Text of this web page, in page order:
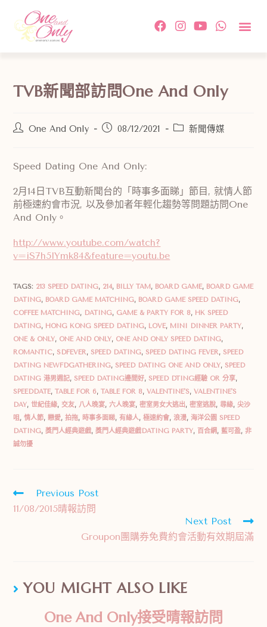
TVB新聞部訪問One And Only
One And Only 08/12/2021 新聞傳媒
Speed Dating One And Only:
2月14日TVB互動新聞台的「時事多面睇」節目, 就情人節
前極速約會市況, 以及參加者年輕化趨勢等問題訪問One
And Only。
http://www.youtube.com/watch?
v=iS7h5lYmk84&feature=youtu.be
TAGS: 213 SPEED DATING, 214, BILLY TAM, BOARD GAME, BOARD GAME
DATING, BOARD GAME MATCHING, BOARD GAME SPEED DATING,
COFFEE MATCHING, DATING, GAME & PARTY FOR 8, HK SPEED
DATING, HONG KONG SPEED DATING, LOVE, MINI DINNER PARTY,
ONE & ONLY, ONE AND ONLY, ONE AND ONLY SPEED DATING,
ROMANTIC, SDFEVER, SPEED DATING, SPEED DATING FEVER, SPEED
DATING NEWFDGATHERING, SPEED DATING ONE AND ONLY, SPEED
DATING 港男週記, SPEED DATING邊間好, SPEED DTING經驗 OR 分享,
SPEEDDATE, TABLE FOR 6, TABLE FOR 8, VALENTINE'S, VALENTINE'S
DAY, 世紀佳緣, 交友, 八人晚宴, 六人晚宴, 密室男女大逃出, 密室逃脫, 尋緣, 尖沙
咀, 情人節, 戀愛, 拍拖, 時事多面睇, 有緣人, 極速約會, 浪漫, 海洋公園 SPEED
DATING, 獎門人經典遊戲, 獎門人經典遊戲DATING PARTY, 百合網, 藍可盈, 非
誠勿擾
Previous Post
11/08/2015晴報訪問
Next Post
Groupon團購券免費約會活動有效期屆滿
YOU MIGHT ALSO LIKE
One And Only接受晴報訪問